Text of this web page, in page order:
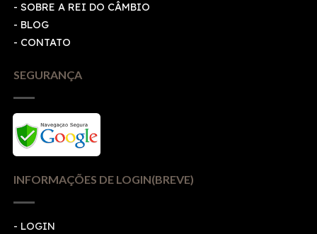
- SOBRE A REI DO CÂMBIO
- BLOG
- CONTATO
SEGURANÇA
INFORMAÇÕES DE LOGIN(BREVE)
- LOGIN